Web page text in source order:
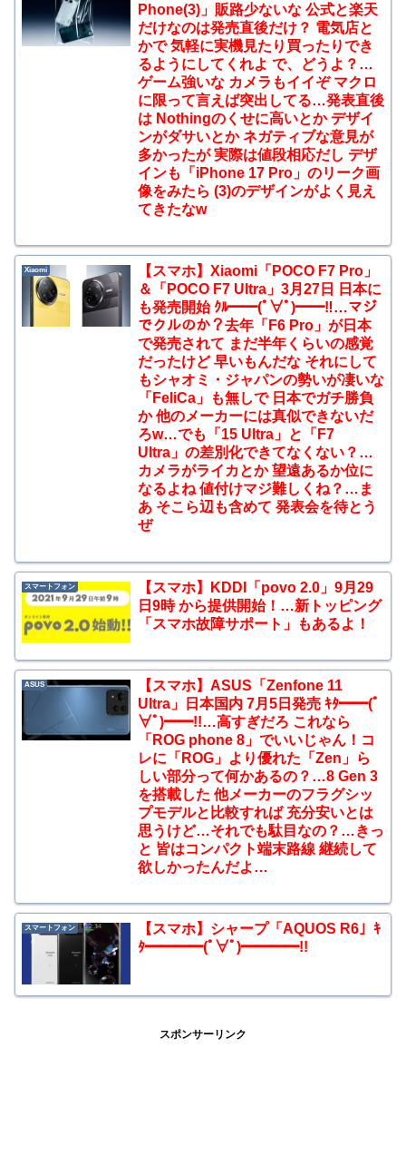
Phone(3)」販路少ないな 公式と楽天
だけなのは発売直後だけ？ 電気店と
かで 気軽に実機見たり買ったりでき
るようにしてくれよ で、どうよ？…
ゲーム強いな カメラもイイぞ マクロ
に限って言えば突出してる…発表直後
は Nothingのくせに高いとか デザイ
ンがダサいとか ネガティブな意見が
多かったが 実際は値段相応だし デザ
インも「iPhone 17 Pro」のリーク画
像をみたら (3)のデザインがよく見え
てきたなw
Xiaomi
【スマホ】Xiaomi「POCO F7 Pro」
＆「POCO F7 Ultra」3月27日 日本に
も発売開始 ｸﾙ━━(ﾟ∀ﾟ)━━‼…マジ
でクルのか？去年「F6 Pro」が日本
で発売されて まだ半年くらいの感覚
だったけど 早いもんだな それにして
もシャオミ・ジャパンの勢いが凄いな
「FeliCa」も無しで 日本でガチ勝負
か 他のメーカーには真似できないだ
ろw…でも「15 Ultra」と「F7
Ultra」の差別化できてなくない？…
カメラがライカとか 望遠あるか位に
なるよね 値付けマジ難しくね？…ま
あ そこら辺も含めて 発表会を待とう
ぜ
スマートフォン
【スマホ】KDDI「povo 2.0」9月29
日9時 から提供開始！…新トッピング
「スマホ故障サポート」もあるよ！
ASUS
【スマホ】ASUS「Zenfone 11
Ultra」日本国内 7月5日発売 ｷﾀ━━(ﾟ
∀ﾟ)━━!!…高すぎだろ これなら
「ROG phone 8」でいいじゃん！コ
レに「ROG」より優れた「Zen」ら
しい部分って何かあるの？…8 Gen 3
を搭載した 他メーカーのフラグシッ
プモデルと比較すれば 充分安いとは
思うけど…それでも駄目なの？…きっ
と 皆はコンパクト端末路線 継続して
欲しかったんだよ…
スマートフォン
【スマホ】シャープ「AQUOS R6」ｷ
ﾀ━━━━(ﾟ∀ﾟ)━━━━!!
スポンサーリンク